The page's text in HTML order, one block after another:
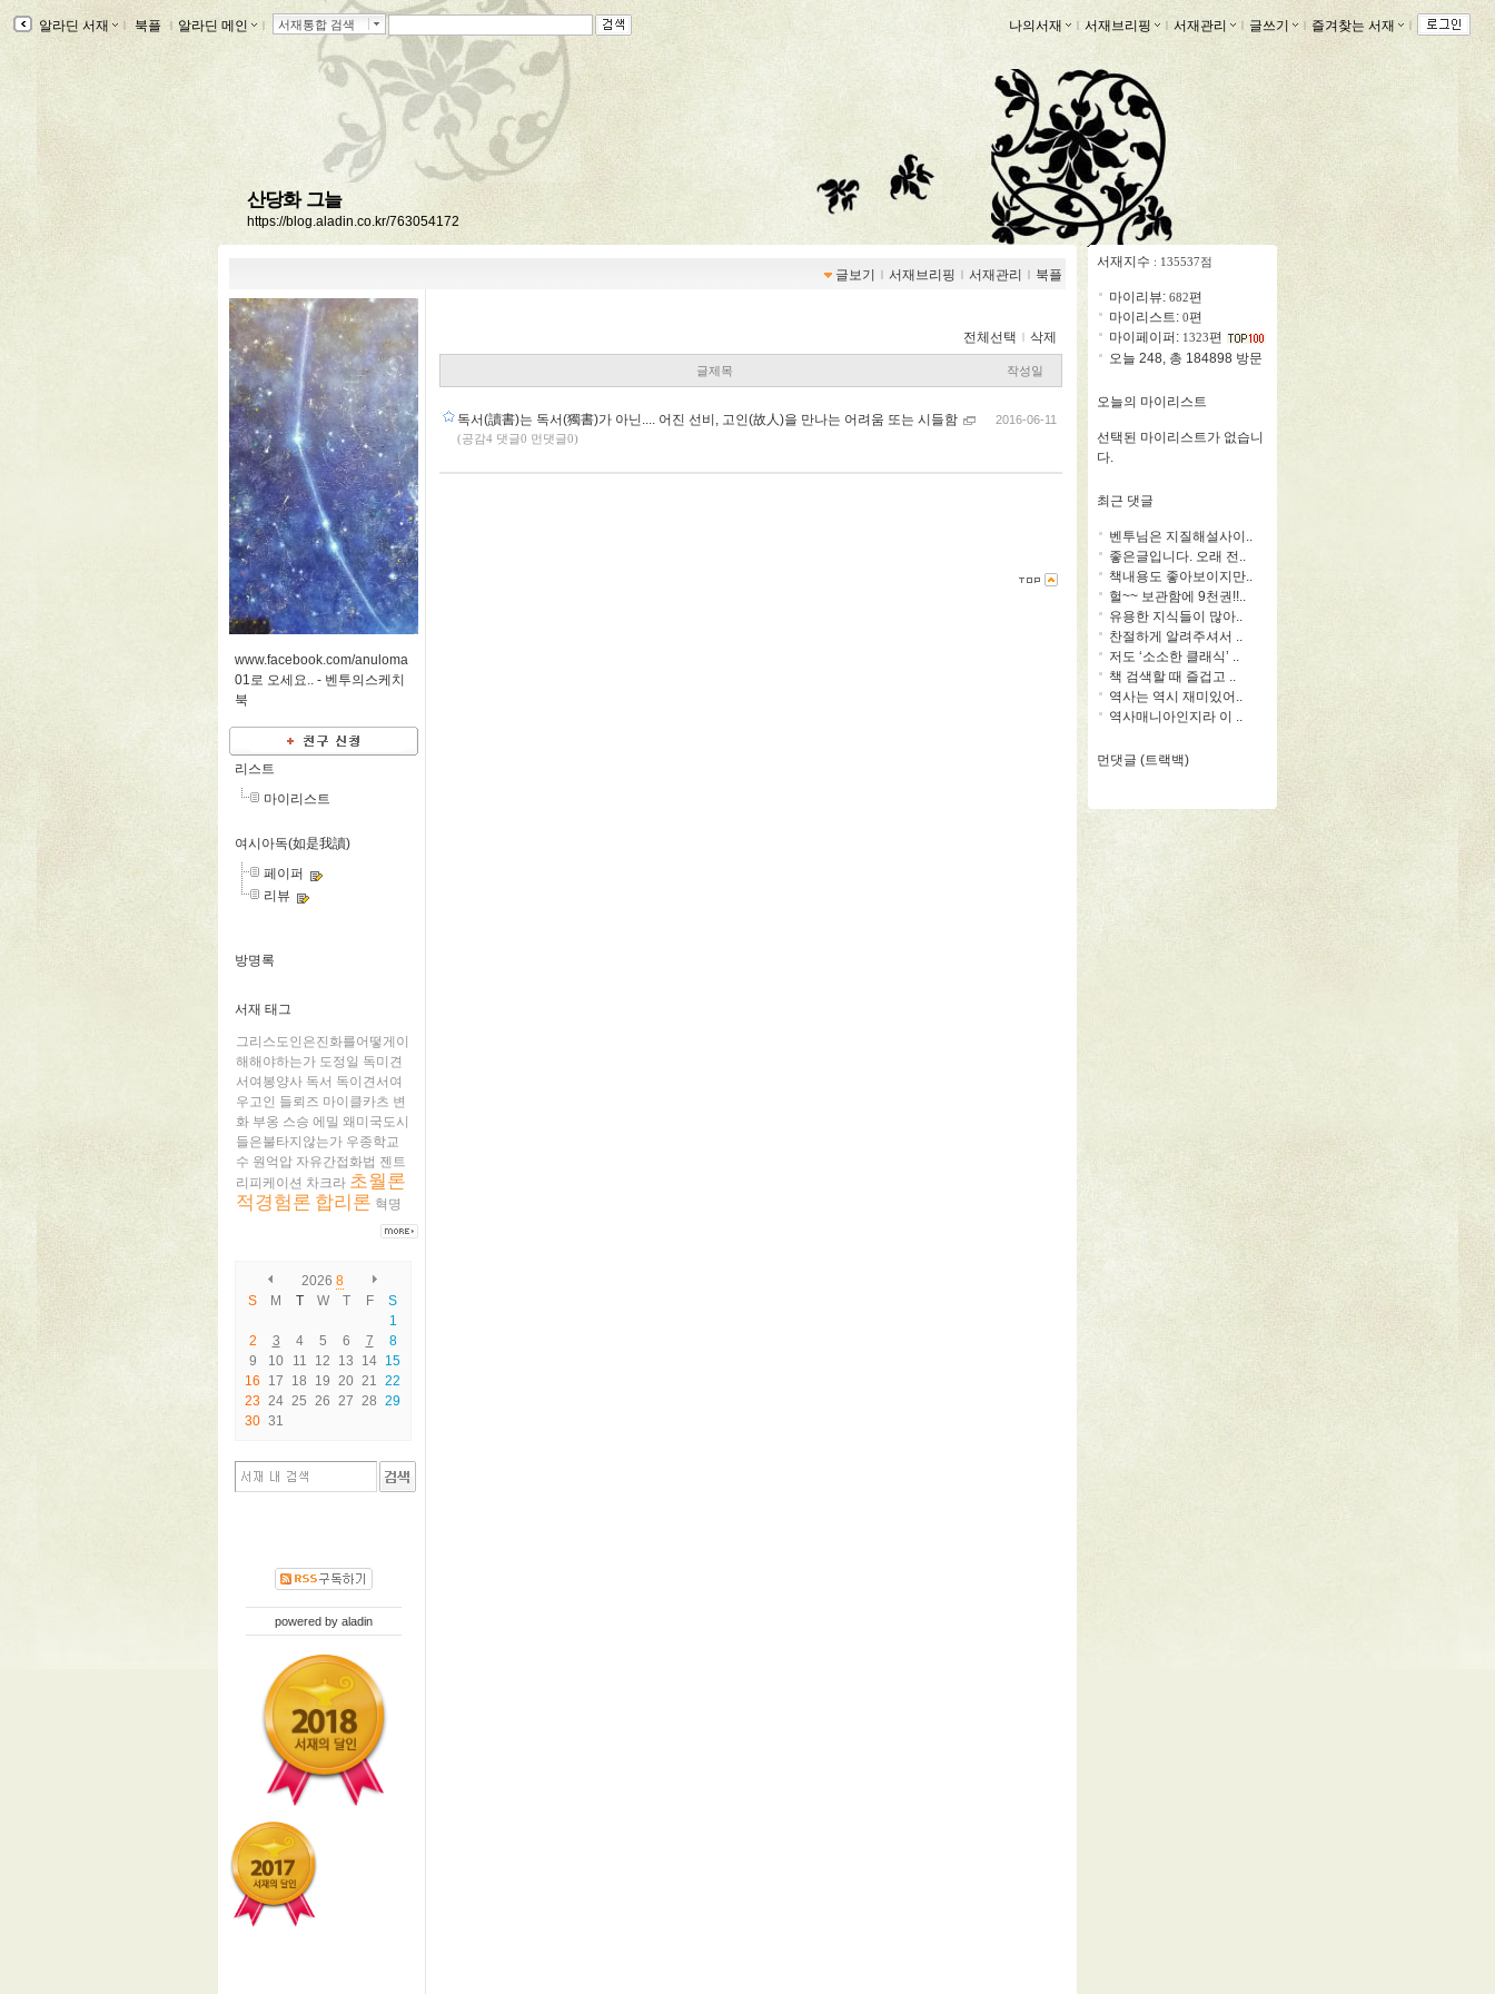
알라딘 서재 ｌ 북플 ｌ 알라딘 메인 ｌ 서재통합 검색 나의서재 ｌ 서재브리핑 ｌ 서재관리 ｌ 글쓰기 ｌ 즐겨찾는 서재 ｌ
산당화 그늘
https://blog.aladin.co.kr/763054172
글보기 ｌ 서재브리핑 ｌ 서재관리 ｌ 북플
www.facebook.com/anuloma
01로 오세요.. - 벤투의스케치
북
리스트
마이리스트
여시아독(如是我讀)
페이퍼
리뷰
방명록
서재 태그
그리스도인은진화를어떻게이
해해야하는가 도정일 독미견
서여봉양사 독서 독이견서여
우고인 들뢰즈 마이클카츠 변
화 부옹 스승 에밀 왜미국도시
들은불타지않는가 우종학교
수 원억압 자유간접화법 젠트
리피케이션 차크라 초월론
적경험론 합리론 혁명
2026 8
S
M T W T F
S
1
2
3 4 5 6 7
8
9
10 11 12 13 14 15
16
17 18 19 20 21 22
23 24 25 26 27 28 29
30 31
powered by aladin
전체선택 ｌ 삭제
글제목 작성일
독서(讀書)는 독서(獨書)가 아닌.... 어진 선비, 고인(故人)을 만나는 어려움 또는 시들함
(공감4 댓글0 먼댓글0)
2016-06-11
서재지수 : 135537점
마이리뷰: 682편
마이리스트: 0편
마이페이퍼: 1323편
오늘 248, 총 184898 방문
오늘의 마이리스트
선택된 마이리스트가 없습니
다.
최근 댓글
벤투님은 지질해설사이..
좋은글입니다. 오래 전..
책내용도 좋아보이지만..
헐~~ 보관함에 9천권!!..
유용한 지식들이 많아..
찬절하게 알려주셔서 ..
저도 ‘소소한 클래식’ ..
책 검색할 때 즐겁고 ..
역사는 역시 재미있어..
역사매니아인지라 이 ..
먼댓글 (트랙백)